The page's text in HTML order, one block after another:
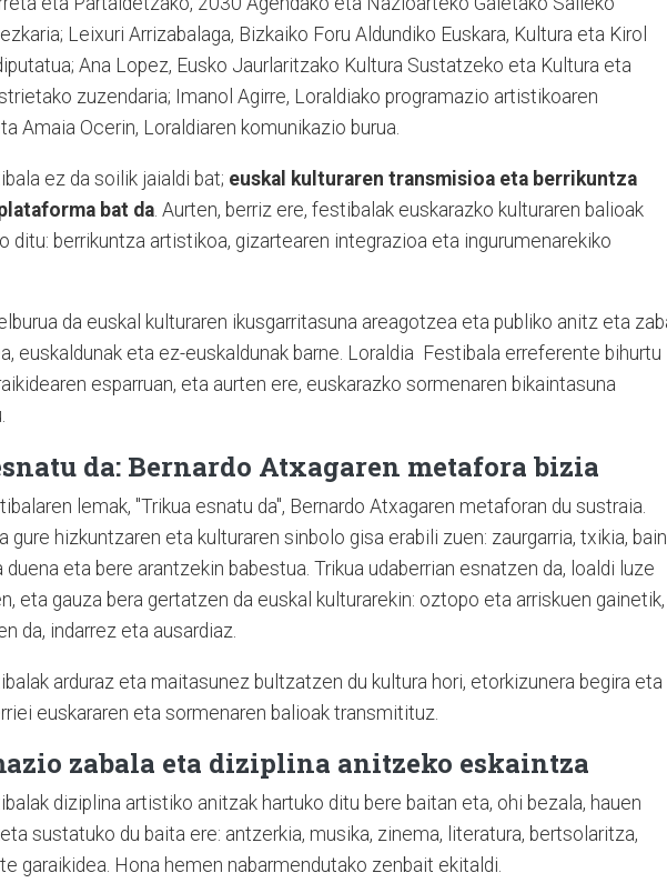
Leixuri Arrizabalaga, Bizkaiko Foru Aldundiko Euskara, Kultura eta Kirol
Ana Lopez, Eusko Jaurlaritzako Kultura Sustatzeko eta Kultura eta
zuzendaria; Imanol Agirre, Loraldiako programazio artistikoaren
Amaia Ocerin, Loraldiaren komunikazio burua.
ez da soilik jaialdi bat; euskal kulturaren transmisioa eta berrikuntza
bat da . Aurten, berriz ere, festibalak euskarazko kulturaren balioak
ditu: berrikuntza artistikoa, gizartearen integrazioa eta ingurumenarekiko
da euskal kulturaren ikusgarritasuna areagotzea eta publiko anitz eta
euskaldunak eta ez-euskaldunak barne. Loraldia Festibala erreferente bihurtu
esparruan, eta aurten ere, euskarazko sormenaren bikaintasuna
da: Bernardo Atxagaren metafora bizia
lemak, "Trikua esnatu da", Bernardo Atxagaren metaforan du sustraia.
gure hizkuntzaren eta kulturaren sinbolo gisa erabili zuen: zaurgarria, txikia,
duena eta bere arantzekin babestua. Trikua udaberrian esnatzen da, loaldi luze
eta gauza bera gertatzen da euskal kulturarekin: oztopo eta arriskuen gainetik,
da, indarrez eta ausardiaz.
arduraz eta maitasunez bultzatzen du kultura hori, etorkizunera begira eta
euskararen eta sormenaren balioak transmitituz.
zabala eta diziplina anitzeko eskaintza
diziplina artistiko anitzak hartuko ditu bere baitan eta, ohi bezala, hauen
sustatuko du baita ere: antzerkia, musika, zinema, literatura, bertsolaritza,
garaikidea. Hona hemen nabarmendutako zenbait ekitaldi.